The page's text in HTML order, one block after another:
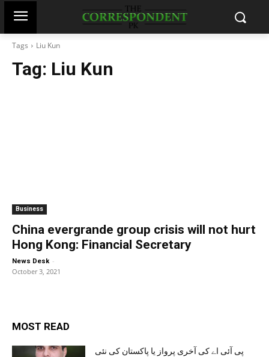
Tags Liu Kun
Tag: Liu Kun
Business
China evergrande group crisis will not hurt
Hong Kong: Financial Secretary
News Desk -
October 3, 2021
MOST READ
پی آئی اے کی آخری پرواز یا پاکستان کی نئی